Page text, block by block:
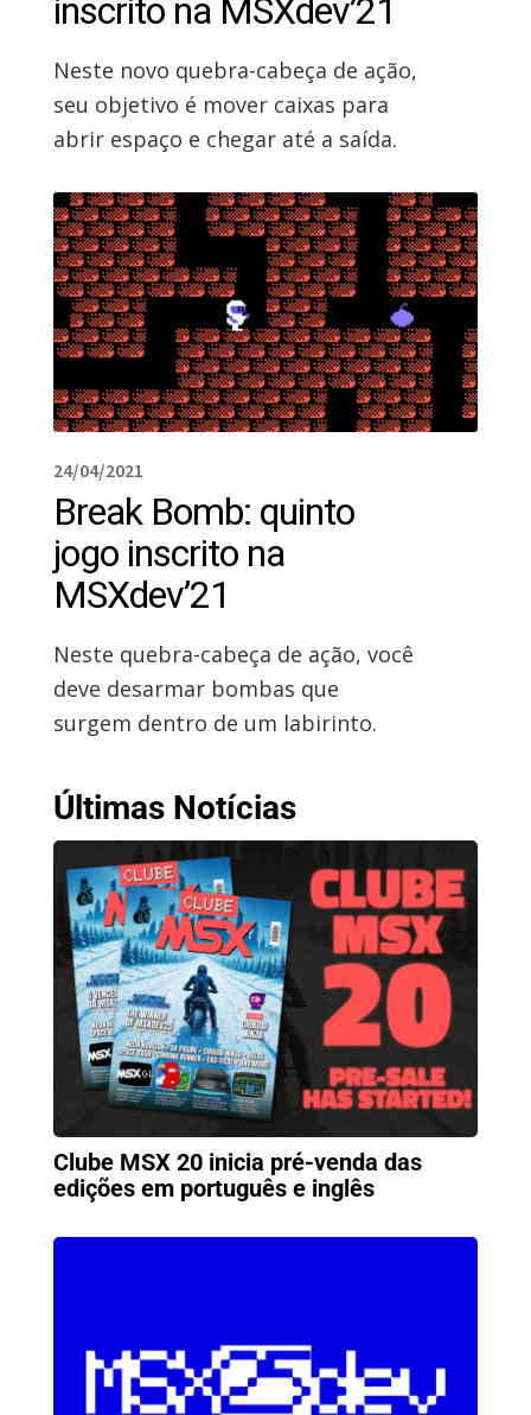
inscrito na MSXdev’21
Neste novo quebra-cabeça de ação,
seu objetivo é mover caixas para
abrir espaço e chegar até a saída.
24/04/2021
Break Bomb: quinto
jogo inscrito na
MSXdev’21
Neste quebra-cabeça de ação, você
deve desarmar bombas que
surgem dentro de um labirinto.
Últimas Notícias
Clube MSX 20 inicia pré-venda das
edições em português e inglês